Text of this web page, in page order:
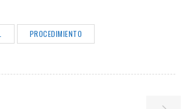
PROCEDIMIENTO